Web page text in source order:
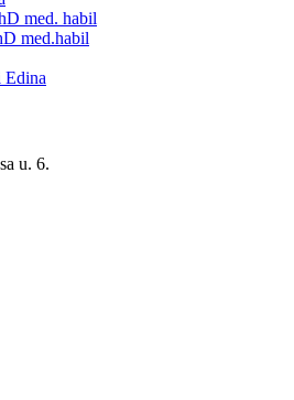
med. habil
med.habil
Edina
u. 6.